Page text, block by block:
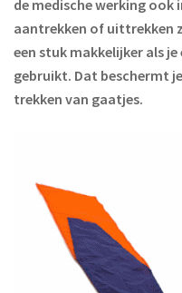
de medische werking ook
aantrekken of uittrekken
een stuk makkelijker als
gebruikt. Dat beschermt
trekken van gaatjes.